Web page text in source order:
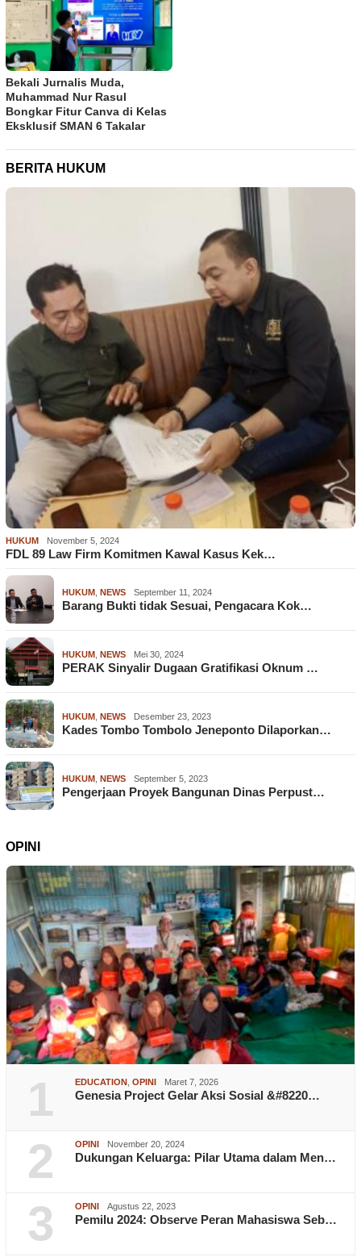
Bekali Jurnalis Muda,
Muhammad Nur Rasul
Bongkar Fitur Canva di Kelas
Eksklusif SMAN 6 Takalar
BERITA HUKUM
HUKUM November 5, 2024
FDL 89 Law Firm Komitmen Kawal Kasus Kek…
HUKUM , NEWS September 11, 2024
Barang Bukti tidak Sesuai, Pengacara Kok…
HUKUM , NEWS Mei 30, 2024
PERAK Sinyalir Dugaan Gratifikasi Oknum …
HUKUM , NEWS Desember 23, 2023
Kades Tombo Tombolo Jeneponto Dilaporkan…
HUKUM , NEWS September 5, 2023
Pengerjaan Proyek Bangunan Dinas Perpust…
OPINI
1 EDUCATION OPINI Maret 7, 2026
Genesia Project Gelar Aksi Sosial &#8220…
2 OPINI November 20, 2024
Dukungan Keluarga: Pilar Utama dalam Men…
3 OPINI Agustus 22, 2023
Pemilu 2024: Observe Peran Mahasiswa Seb…